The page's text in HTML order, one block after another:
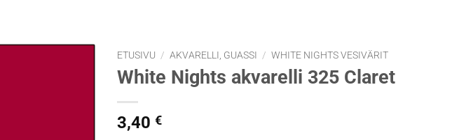
ETUSIVU / AKVARELLI, GUASSI / WHITE NIGHTS VESIVÄRIT
White Nights akvarelli 325 Claret
3,40 €